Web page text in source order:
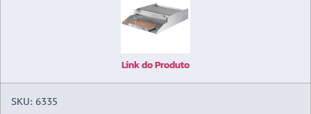
Link do Produto
SKU: 6335